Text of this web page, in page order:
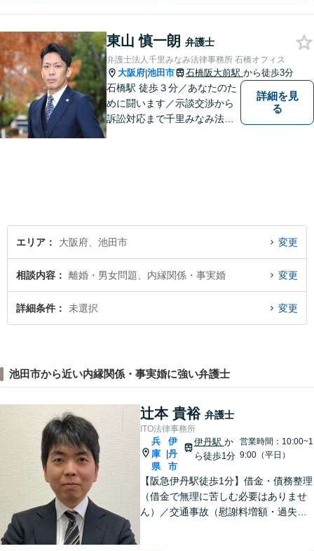
東山 慎一朗 弁護士
弁護士法人千里みなみ法律事務所 石橋オフィス
大阪府|池田市 石橋阪大前駅 から徒歩3分
石橋駅 徒歩３分／あなたのた
めに闘います／示談交渉から
訴訟対応まで千里みなみ法律
詳細を見
る
エリア 大阪府、池田市 変更
相談内容 離婚・男女問題、内縁関係・事実婚 変更
詳細条件 未選択 変更
池田市から近い内縁関係・事実婚に強い弁護士
辻本 貴裕 弁護士
ITO法律事務所
兵
庫
県
伊
丹
市
伊丹駅 か
ら徒歩1分
営業時間：10:00~1
9:00（平日）
【阪急伊丹駅徒歩1分】借金・債務整理
（借金で無理に苦しむ必要はありませ
ん）／交通事故（慰謝料増額・過失割